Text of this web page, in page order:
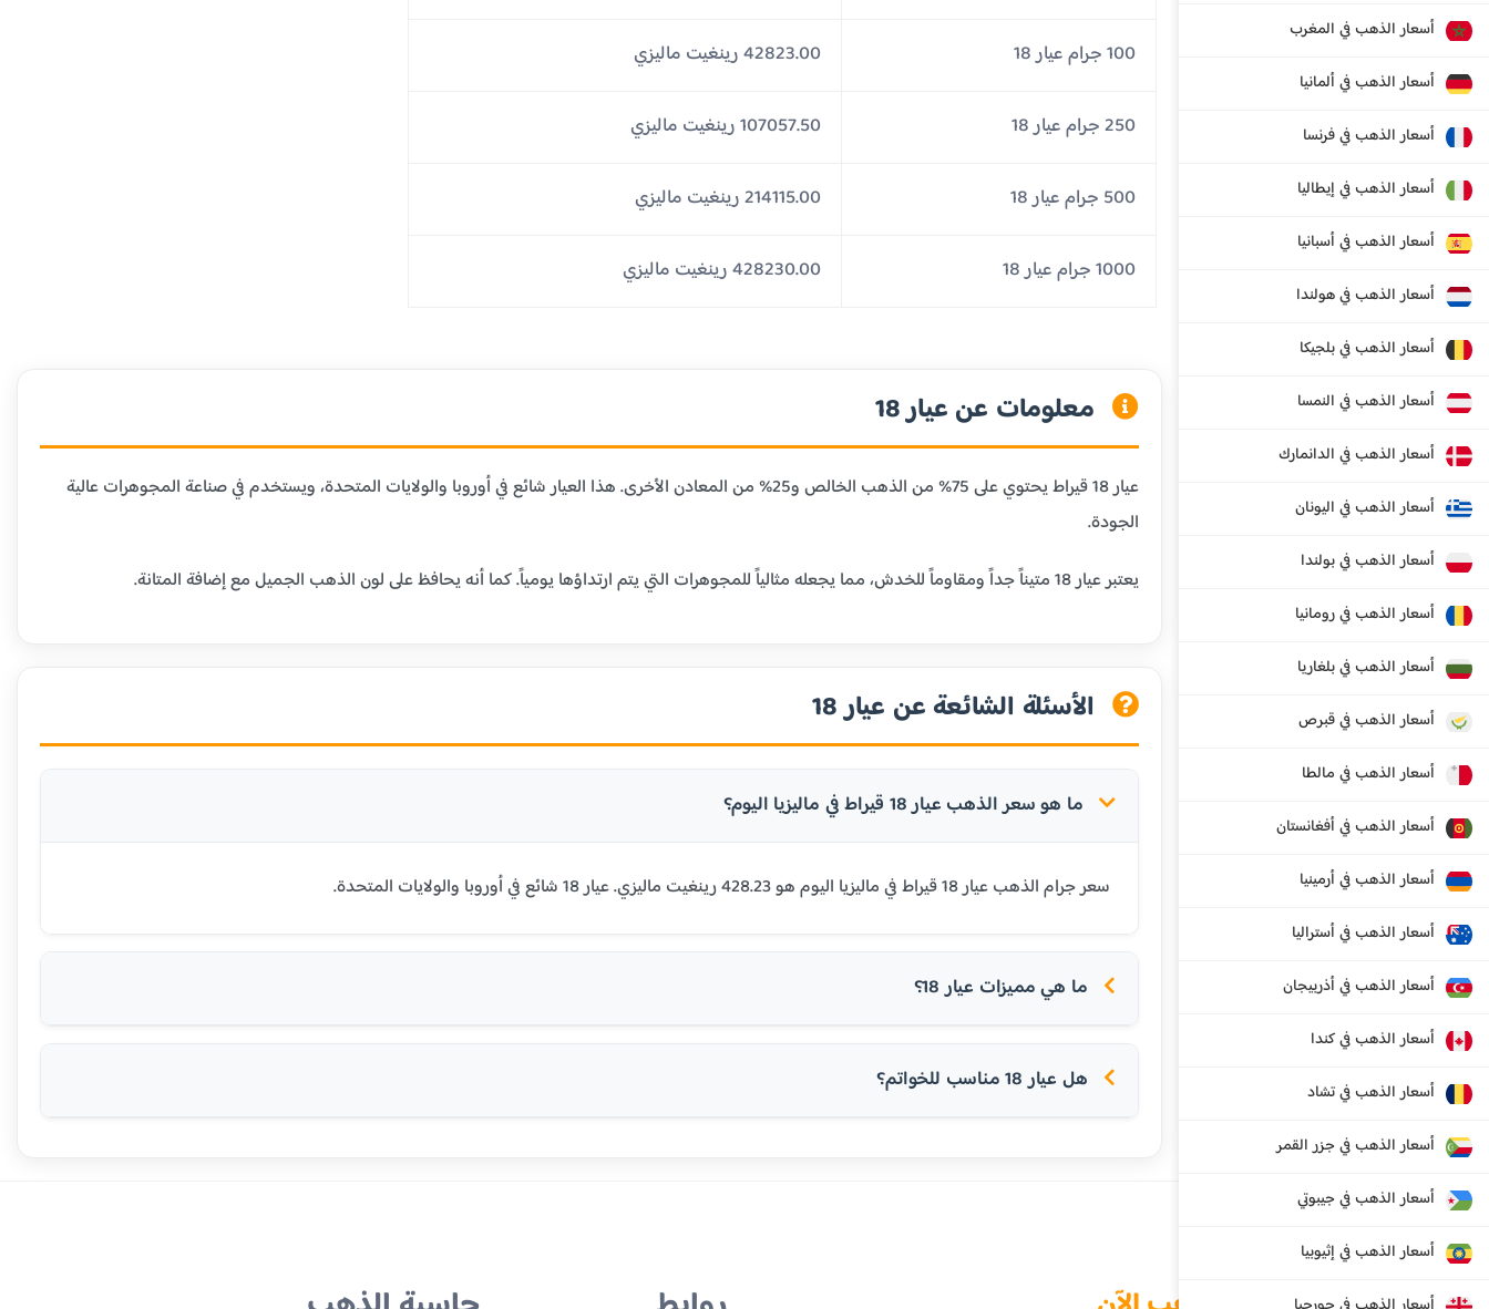
أسعار الذهب في المغرب
أسعار الذهب في ألمانيا
أسعار الذهب في فرنسا
أسعار الذهب في إيطاليا
أسعار الذهب في أسبانيا
أسعار الذهب في هولندا
أسعار الذهب في بلجيكا
أسعار الذهب في النمسا
أسعار الذهب في الدانمارك
أسعار الذهب في اليونان
أسعار الذهب في بولندا
أسعار الذهب في رومانيا
أسعار الذهب في بلغاريا
أسعار الذهب في قبرص
أسعار الذهب في مالطا
أسعار الذهب في أفغانستان
أسعار الذهب في أرمينيا
أسعار الذهب في أستراليا
أسعار الذهب في أذربيجان
أسعار الذهب في كندا
أسعار الذهب في تشاد
أسعار الذهب في جزر القمر
أسعار الذهب في جيبوتي
أسعار الذهب في إثيوبيا
100 جرام عيار 18 42823.00 رينغيت ماليزي
250 جرام عيار 18 107057.50 رينغيت ماليزي
500 جرام عيار 18 214115.00 رينغيت ماليزي
1000 جرام عيار 18 428230.00 رينغيت ماليزي
معلومات عن عيار 18
عيار 18 قيراط يحتوي على 75% من الذهب الخالص و25% من المعادن الأخرى. هذا العيار شائع في أوروبا والولايات المتحدة، ويستخدم في صناعة المجوهرات عالية
الجودة.
يعتبر عيار 18 متيناً جداً ومقاوماً للخدش، مما يجعله مثالياً للمجوهرات التي يتم ارتداؤها يومياً. كما أنه يحافظ على لون الذهب الجميل مع إضافة المتانة.
الأسئلة الشائعة عن عيار 18
ما هو سعر الذهب عيار 18 قيراط في ماليزيا اليوم؟
سعر جرام الذهب عيار 18 قيراط في ماليزيا اليوم هو 428.23 رينغيت ماليزي. عيار 18 شائع في أوروبا والولايات المتحدة.
ما هي مميزات عيار 18؟
هل عيار 18 مناسب للخواتم؟